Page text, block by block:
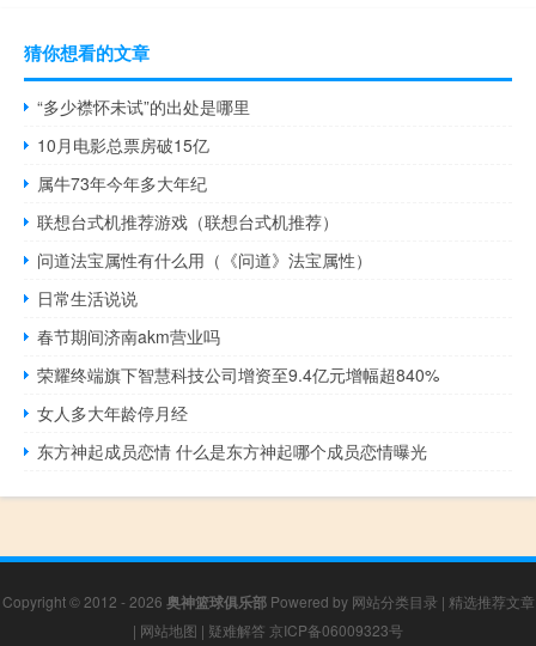
猜你想看的文章
“多少襟怀未试”的出处是哪里
10月电影总票房破15亿
属牛73年今年多大年纪
联想台式机推荐游戏（联想台式机推荐）
问道法宝属性有什么用（《问道》法宝属性）
日常生活说说
春节期间济南akm营业吗
荣耀终端旗下智慧科技公司增资至9.4亿元增幅超840%
女人多大年龄停月经
东方神起成员恋情 什么是东方神起哪个成员恋情曝光
Copyright © 2012 - 2026 奥神篮球俱乐部Powered by 网站分类目录 | 精选推荐文章
| 网站地图 | 疑难解答 京ICP备06009323号